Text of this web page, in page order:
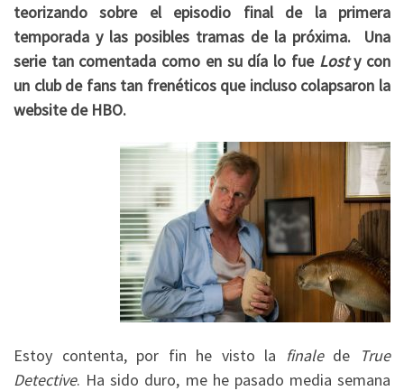
teorizando sobre el episodio final de la primera
temporada y las posibles tramas de la próxima. Una
serie tan comentada como en su día lo fue Losty con
un club de fans tan frenéticos que incluso colapsaron la
website de HBO.
Estoy contenta, por fin he visto la finalede
True
Detective. Ha sido duro, me he pasado media semana